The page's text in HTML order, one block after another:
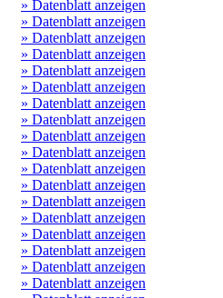
» Datenblatt anzeigen
» Datenblatt anzeigen
» Datenblatt anzeigen
» Datenblatt anzeigen
» Datenblatt anzeigen
» Datenblatt anzeigen
» Datenblatt anzeigen
» Datenblatt anzeigen
» Datenblatt anzeigen
» Datenblatt anzeigen
» Datenblatt anzeigen
» Datenblatt anzeigen
» Datenblatt anzeigen
» Datenblatt anzeigen
» Datenblatt anzeigen
» Datenblatt anzeigen
» Datenblatt anzeigen
» Datenblatt anzeigen